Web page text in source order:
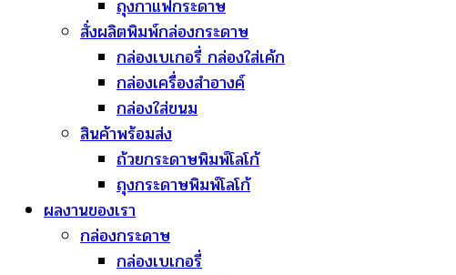
ถุงกาแฟกระดาษ
สั่งผลิตพิมพ์กล่องกระดาษ
กล่องเบเกอรี่ กล่องใส่เค้ก
กล่องเครื่องสำอางค์
กล่องใส่ขนม
สินค้าพร้อมส่ง
ถ้วยกระดาษพิมพ์โลโก้
ถุงกระดาษพิมพ์โลโก้
ผลงานของเรา
กล่องกระดาษ
กล่องเบเกอรี่